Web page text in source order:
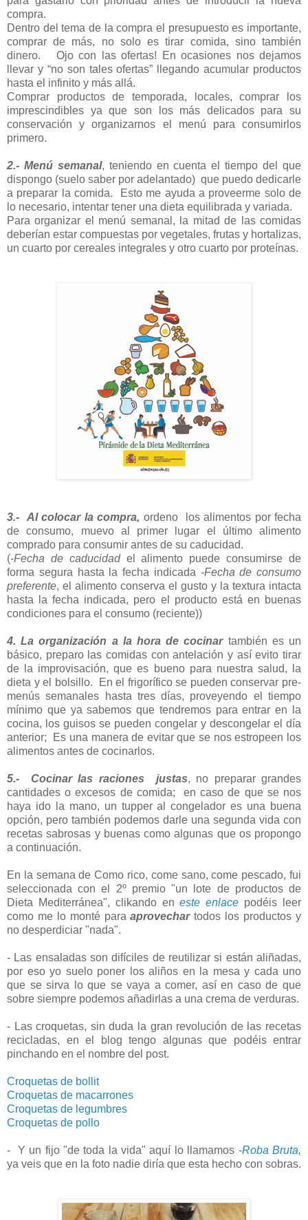
compra.
Dentro del tema de la compra el presupuesto es importante,
comprar de más, no solo es tirar comida, sino también
dinero. Ojo con las ofertas! En ocasiones nos dejamos
llevar y “no son tales ofertas” llegando acumular productos
hasta el infinito y más allá.
Comprar productos de temporada, locales, comprar los
imprescindibles ya que son los más delicados para su
conservación y organizarnos el menú para consumirlos
primero.
2.- Menú semanal, teniendo en cuenta el tiempo del que
dispongo (suelo saber por adelantado) que puedo dedicarle
a preparar la comida. Esto me ayuda a proveerme solo de
lo necesario, intentar tener una dieta equilibrada y variada.
Para organizar el menú semanal, la mitad de las comidas
deberían estar compuestas por vegetales, frutas y hortalizas,
un cuarto por cereales integrales y otro cuarto por proteínas.
3.- Al colocar la compra, ordeno los alimentos por fecha
de consumo, muevo al primer lugar el último alimento
comprado para consumir antes de su caducidad.
(-Fecha de caducidadel alimento puede consumirse de
forma segura hasta la fecha indicada -Fecha de consumo
preferente, el alimento conserva el gusto y la textura intacta
hasta la fecha indicada, pero el producto está en buenas
condiciones para el consumo (reciente))
4. La organización a la hora de cocinartambién es un
básico, preparo las comidas con antelación y así evito tirar
de la improvisación, que es bueno para nuestra salud, la
dieta y el bolsillo. En el frigorífico se pueden conservar pre-
menús semanales hasta tres días, proveyendo el tiempo
mínimo que ya sabemos que tendremos para entrar en la
cocina, los guisos se pueden congelar y descongelar el día
anterior; Es una manera de evitar que se nos estropeen los
alimentos antes de cocinarlos.
5.- Cocinar las raciones justas, no preparar grandes
cantidades o excesos de comida; en caso de que se nos
haya ido la mano, un tupper al congelador es una buena
opción, pero también podemos darle una segunda vida con
recetas sabrosas y buenas como algunas que os propongo
a continuación.
En la semana de Como rico, come sano, come pescado, fui
seleccionada con el 2º premio "un lote de productos de
Dieta Mediterránea", clikando eneste enlace podéis leer
como me lo monté paraaprovechartodos los productos y
no desperdiciar "nada".
- Las ensaladas son difíciles de reutilizar si están aliñadas,
por eso yo suelo poner los aliños en la mesa y cada uno
que se sirva lo que se vaya a comer, así en caso de que
sobre siempre podemos añadirlas a una crema de verduras.
- Las croquetas, sin duda la gran revolución de las recetas
recicladas, en el blog tengo algunas que podéis entrar
pinchando en el nombre del post.
Croquetas de bollit
Croquetas de macarrones
Croquetas de legumbres
Croquetas de pollo
- Y un fijo "de toda la vida" aquí lo llamamos -Roba Bruta,
ya veis que en la foto nadie diría que esta hecho con sobras.